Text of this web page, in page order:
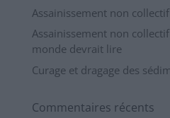
Assainissement non
Assainissement non
monde devrait lire
Curage et dragage des
Commentaires récents